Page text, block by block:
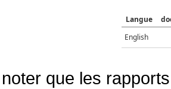
Langue
English
que les